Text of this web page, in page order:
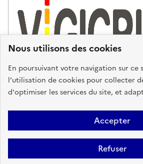
Nous utilisons des cookies
En poursuivant votre navigation sur ce
l’utilisation de cookies pour collecter
d'optimiser les services du site, et
Accepter
Refuser
Plan du site Accessibilité : partiellement
Légales
Données personnelles Gestion